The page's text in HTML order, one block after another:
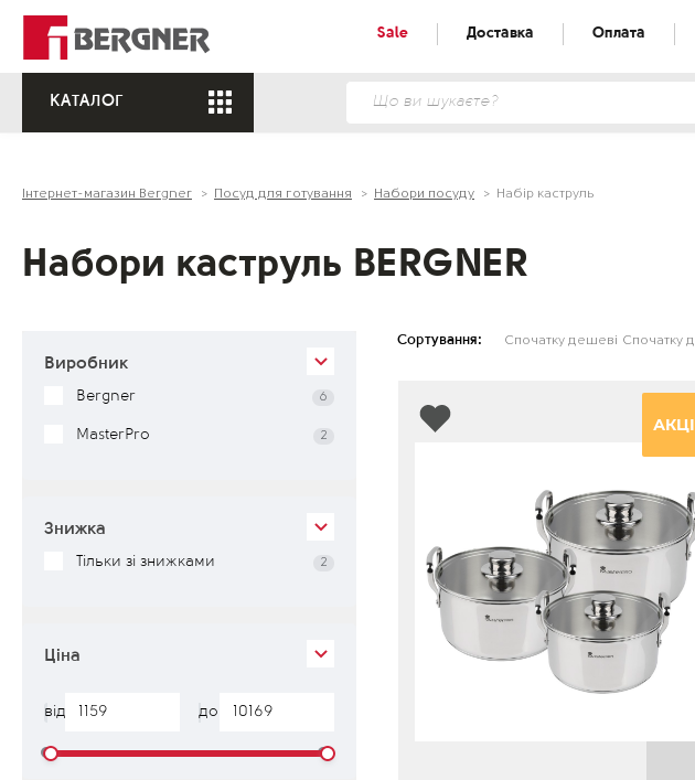
Sale Доставка Оплата
КАТАЛОГ
Інтернет-магазин Bergner Посуд для готування Набори посуду Набір каструль
Набори каструль BERGNER
Виробник
Bergner 6
MasterPro 2
Знижка
Тільки зі знижками 2
Ціна
від до
Сортування: Спочатку дешеві Спочатку